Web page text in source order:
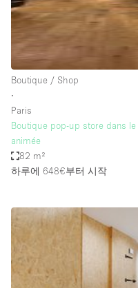
Heating
Industrial
Internet
Kitchen
Lighting
Liquor Licence
Multiple Rooms
Office Equipment
Raw
Boutique / Shop
∙
Paris
Boutique pop-up store dans
animée
82 m²
하루에 648€부터 시작